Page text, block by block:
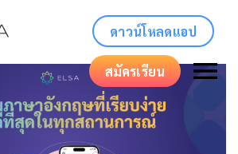
ดาวน์โหลดแอป
สมัครเรียน